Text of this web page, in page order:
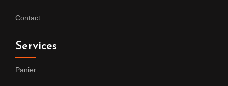
Contact
Services
Panier